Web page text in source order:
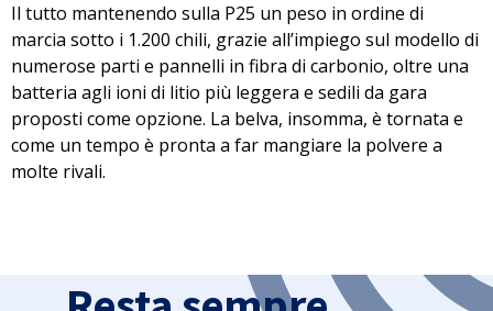
Il tutto mantenendo sulla P25 un peso in ordine di
marcia sotto i 1.200 chili, grazie all’impiego sul modello di
numerose parti e pannelli in fibra di carbonio, oltre una
batteria agli ioni di litio più leggera e sedili da gara
proposti come opzione. La belva, insomma, è tornata e
come un tempo è pronta a far mangiare la polvere a
molte rivali.